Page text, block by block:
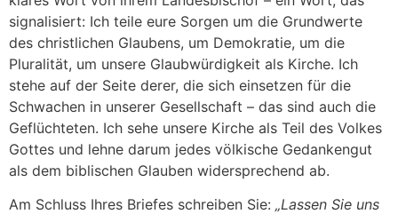
signalisiert: Ich teile eure Sorgen um die Grundwerte
des christlichen Glaubens, um Demokratie, um die
Pluralität, um unsere Glaubwürdigkeit als Kirche. Ich
stehe auf der Seite derer, die sich einsetzen für die
Schwachen in unserer Gesellschaft – das sind auch die
Geflüchteten. Ich sehe unsere Kirche als Teil des Volkes
Gottes und lehne darum jedes völkische Gedankengut
als dem biblischen Glauben widersprechend ab.
Am Schluss Ihres Briefes schreiben Sie: „Lassen Sie uns